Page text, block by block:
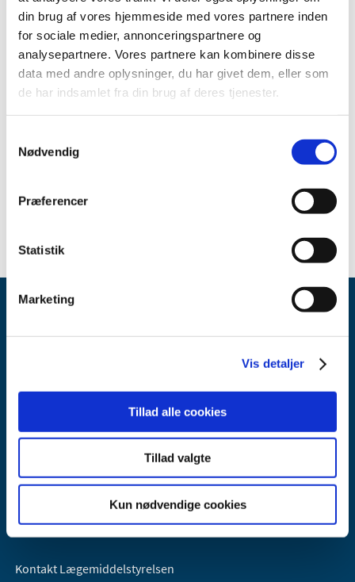
din brug af vores hjemmeside med vores partnere inden
for sociale medier, annonceringspartnere og
analysepartnere. Vores partnere kan kombinere disse
data med andre oplysninger, du har givet dem, eller som
de har indsamlet fra din brug af deres tjenester.
Nødvendig
Præferencer
Statistik
Marketing
Vis detaljer
Tillad alle cookies
Tillad valgte
Kun nødvendige cookies
Emner
Medicinsk udstyr
Sikkerhedsmeddelelse om Equinox® Relieve og Equinox®
Lægemiddelstyrelsen
2300 København S
Lægemiddelstyrelsen er en del af
Sundheds- og Kirkeministeriet.
Kontakt Lægemiddelstyrelsen